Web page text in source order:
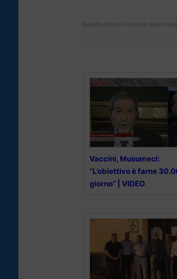
Questo articolo fa parte delle
Vaccini, Musumeci:
“L’obiettivo è farne
giorno” | VIDEO